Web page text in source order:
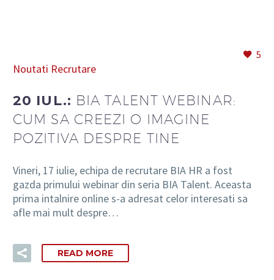
RO
5
Noutati Recrutare
20 IUL.: BIA TALENT WEBINAR:
CUM SA CREEZI O IMAGINE
POZITIVA DESPRE TINE
Vineri, 17 iulie, echipa de recrutare BIA HR a fost
gazda primului webinar din seria BIA Talent. Aceasta
prima intalnire online s-a adresat celor interesati sa
afle mai mult despre…
READ MORE